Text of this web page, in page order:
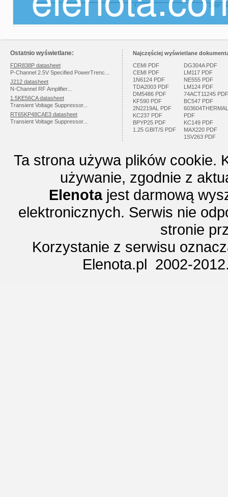
Ostatnio wyświetlane:
FDR838P datasheet
P-Channel 2.5V Specified PowerTrenc...
J212 datasheet
N-Channel RF Amplifier...
1.5KE56CA datasheet
Transient Voltage Suppressor...
RT65KP48CAE3 datasheet
Transient Voltage Suppressor...
Najczęściej wyświetlane
CEMI PDF
CEMI PDF
1N6124 PDF
TDA2003 PDF
DM5486 PDF
KF590 PDF
2N2219AL PDF
KC237 PDF
BPYP25 PDF
1.25 GBIT/S PDF
DG304A PDF
LM117 PDF
NE555 PDF
LM124 PDF
74ACT11245 PDF
BC547 PDF
603604THERMAL
PDF
KC149 PDF
MAX220 PDF
1SV263 PDF
Ta strona używa plików cookie.
używanie, zgodnie z
Elenotajest darmową
elektronicznych. Serwis nie
stronie
Korzystanie z serwisu
Elenota.pl 2002-